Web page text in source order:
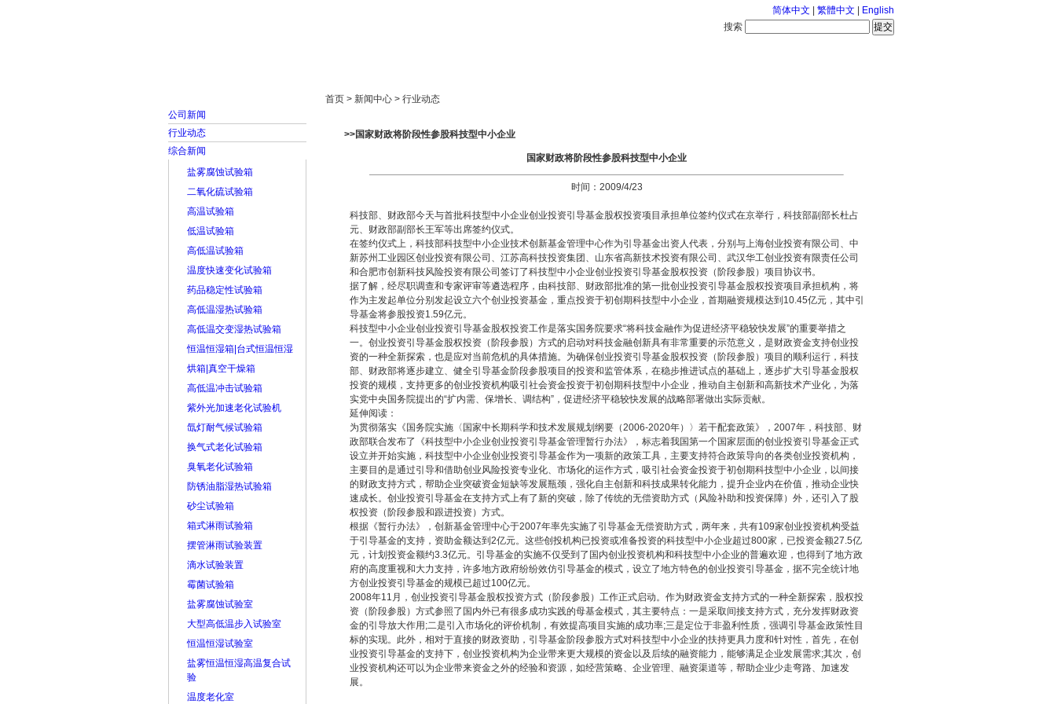
简体中文 繁體中文
English
搜索
公司新闻
行业动态
综合新闻
盐雾腐蚀试验箱
二氧化硫试验箱
高温试验箱
低温试验箱
高低温试验箱
温度快速变化试验箱
药品稳定性试验箱
高低温湿热试验箱
高低温交变湿热试验箱
恒温恒湿箱|台式恒温恒湿
烘箱|真空干燥箱
高低温冲击试验箱
紫外光加速老化试验机
氙灯耐气候试验箱
换气式老化试验箱
臭氧老化试验箱
防锈油脂湿热试验箱
砂尘试验箱
箱式淋雨试验箱
摆管淋雨试验装置
滴水试验装置
霉菌试验箱
盐雾腐蚀试验室
大型高低温步入试验室
恒温恒湿试验室
盐雾恒温恒湿高温复合试
验
温度老化室
首页 > 新闻中心 > 行业动态
>>国家财政将阶段性参股科技型中小企业
国家财政将阶段性参股科技型中小企业
时间：2009/4/23
科技部、财政部今天与首批科技型中小企业创业投资引导基金股权投资项目承担单位签约仪式在京举行，科技部副部长杜占
元、财政部副部长王军等出席签约仪式。
在签约仪式上，科技部科技型中小企业技术创新基金管理中心作为引导基金出资人代表，分别与上海创业投资有限公司、中
新苏州工业园区创业投资有限公司、江苏高科技投资集团、山东省高新技术投资有限公司、武汉华工创业投资有限责任公司
和合肥市创新科技风险投资有限公司签订了科技型中小企业创业投资引导基金股权投资（阶段参股）项目协议书。
据了解，经尽职调查和专家评审等遴选程序，由科技部、财政部批准的第一批创业投资引导基金股权投资项目承担机构，将
作为主发起单位分别发起设立六个创业投资基金，重点投资于初创期科技型中小企业，首期融资规模达到10.45亿元，其中引
导基金将参股投资1.59亿元。
科技型中小企业创业投资引导基金股权投资工作是落实国务院要求“将科技金融作为促进经济平稳较快发展”的重要举措之
一。创业投资引导基金股权投资（阶段参股）方式的启动对科技金融创新具有非常重要的示范意义，是财政资金支持创业投
资的一种全新探索，也是应对当前危机的具体措施。为确保创业投资引导基金股权投资（阶段参股）项目的顺利运行，科技
部、财政部将逐步建立、健全引导基金阶段参股项目的投资和监管体系，在稳步推进试点的基础上，逐步扩大引导基金股权
投资的规模，支持更多的创业投资机构吸引社会资金投资于初创期科技型中小企业，推动自主创新和高新技术产业化，为落
实党中央国务院提出的“扩内需、保增长、调结构”，促进经济平稳较快发展的战略部署做出实际贡献。
延伸阅读：
为贯彻落实《国务院实施〈国家中长期科学和技术发展规划纲要（2006-2020年）〉若干配套政策》，2007年，科技部、财
政部联合发布了《科技型中小企业创业投资引导基金管理暂行办法》，标志着我国第一个国家层面的创业投资引导基金正式
设立并开始实施，科技型中小企业创业投资引导基金作为一项新的政策工具，主要支持符合政策导向的各类创业投资机构，
主要目的是通过引导和借助创业风险投资专业化、市场化的运作方式，吸引社会资金投资于初创期科技型中小企业，以间接
的财政支持方式，帮助企业突破资金短缺等发展瓶颈，强化自主创新和科技成果转化能力，提升企业内在价值，推动企业快
速成长。创业投资引导基金在支持方式上有了新的突破，除了传统的无偿资助方式（风险补助和投资保障）外，还引入了股
权投资（阶段参股和跟进投资）方式。
根据《暂行办法》，创新基金管理中心于2007年率先实施了引导基金无偿资助方式，两年来，共有109家创业投资机构受益
于引导基金的支持，资助金额达到2亿元。这些创投机构已投资或准备投资的科技型中小企业超过800家，已投资金额27.5亿
元，计划投资金额约3.3亿元。引导基金的实施不仅受到了国内创业投资机构和科技型中小企业的普遍欢迎，也得到了地方政
府的高度重视和大力支持，许多地方政府纷纷效仿引导基金的模式，设立了地方特色的创业投资引导基金，据不完全统计地
方创业投资引导基金的规模已超过100亿元。
2008年11月，创业投资引导基金股权投资方式（阶段参股）工作正式启动。作为财政资金支持方式的一种全新探索，股权投
资（阶段参股）方式参照了国内外已有很多成功实践的母基金模式，其主要特点：一是采取间接支持方式，充分发挥财政资
金的引导放大作用;二是引入市场化的评价机制，有效提高项目实施的成功率;三是定位于非盈利性质，强调引导基金政策性目
标的实现。此外，相对于直接的财政资助，引导基金阶段参股方式对科技型中小企业的扶持更具力度和针对性，首先，在创
业投资引导基金的支持下，创业投资机构为企业带来更大规模的资金以及后续的融资能力，能够满足企业发展需求;其次，创
业投资机构还可以为企业带来资金之外的经验和资源，如经营策略、企业管理、融资渠道等，帮助企业少走弯路、加速发
展。